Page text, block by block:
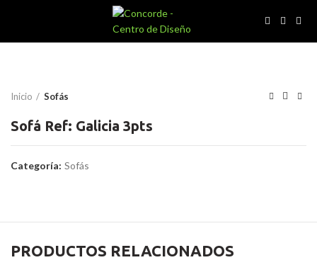
Inicio Sofás
Sofá Ref: Galicia 3pts
Categoría: Sofás
PRODUCTOS RELACIONADOS